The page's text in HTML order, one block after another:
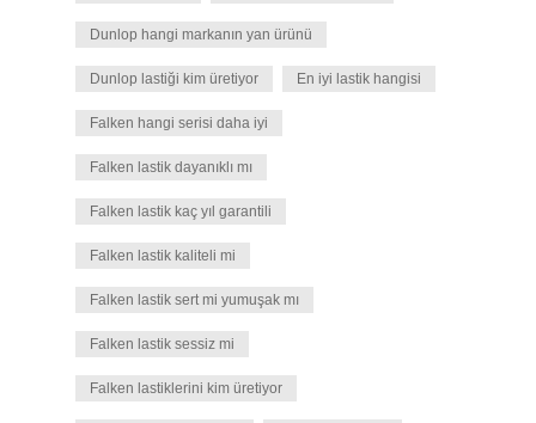
Dunlop hangi markanın yan ürünü
Dunlop lastiği kim üretiyor En iyi lastik hangisi
Falken hangi serisi daha iyi
Falken lastik dayanıklı mı
Falken lastik kaç yıl garantili
Falken lastik kaliteli mi
Falken lastik sert mi yumuşak mı
Falken lastik sessiz mi
Falken lastiklerini kim üretiyor